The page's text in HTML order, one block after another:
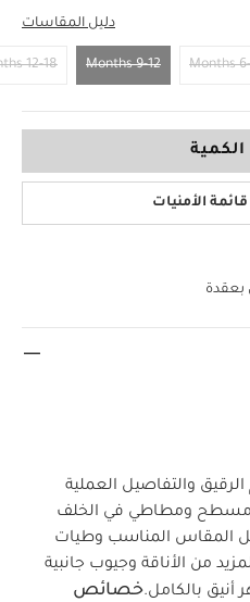
دليل المقاسات
6-9
9-12 Months
12-18 Months
الأمنيات
بعقدة
والتفاصيل العملية
مسطح ومطاطي في الخلف
المقاس المناسب وطيات
من الأناقة وجيوب جانبية
أنيق بالكامل.خصائص